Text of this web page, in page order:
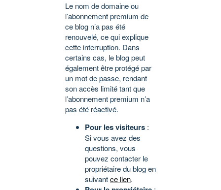
Le nom de domaine ou
l’abonnement premium de
ce blog n’a pas été
renouvelé, ce qui explique
cette interruption. Dans
certains cas, le blog peut
également être protégé par
un mot de passe, rendant
son accès limité tant que
l’abonnement premium n’a
pas été réactivé.
Pour les visiteurs :
Si vous avez des
questions, vous
pouvez contacter le
propriétaire du blog en
suivantce lien.